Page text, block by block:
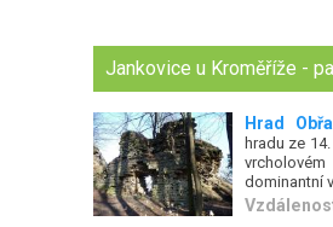
Jankovice u Kroměříže -
Hrad
hradu ze
dominantní